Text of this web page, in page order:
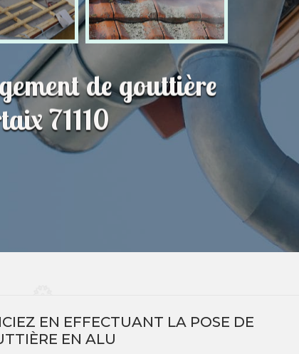
de gouttière
71110
EN EFFECTUANT LA POSE DE
EN ALU